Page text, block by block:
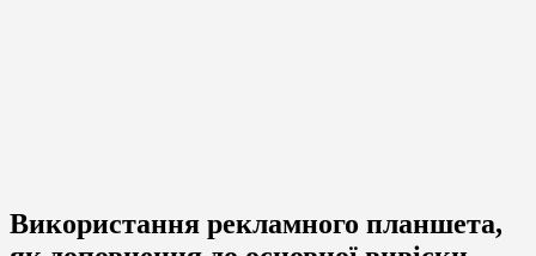
Використання рекламного планшета,